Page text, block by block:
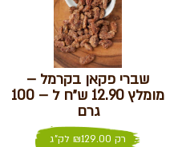
שברי פקאן בקרמל –
מומלץ 12.90 ש״ח ל – 100
גרם
רק ₪129.00 לק"ג